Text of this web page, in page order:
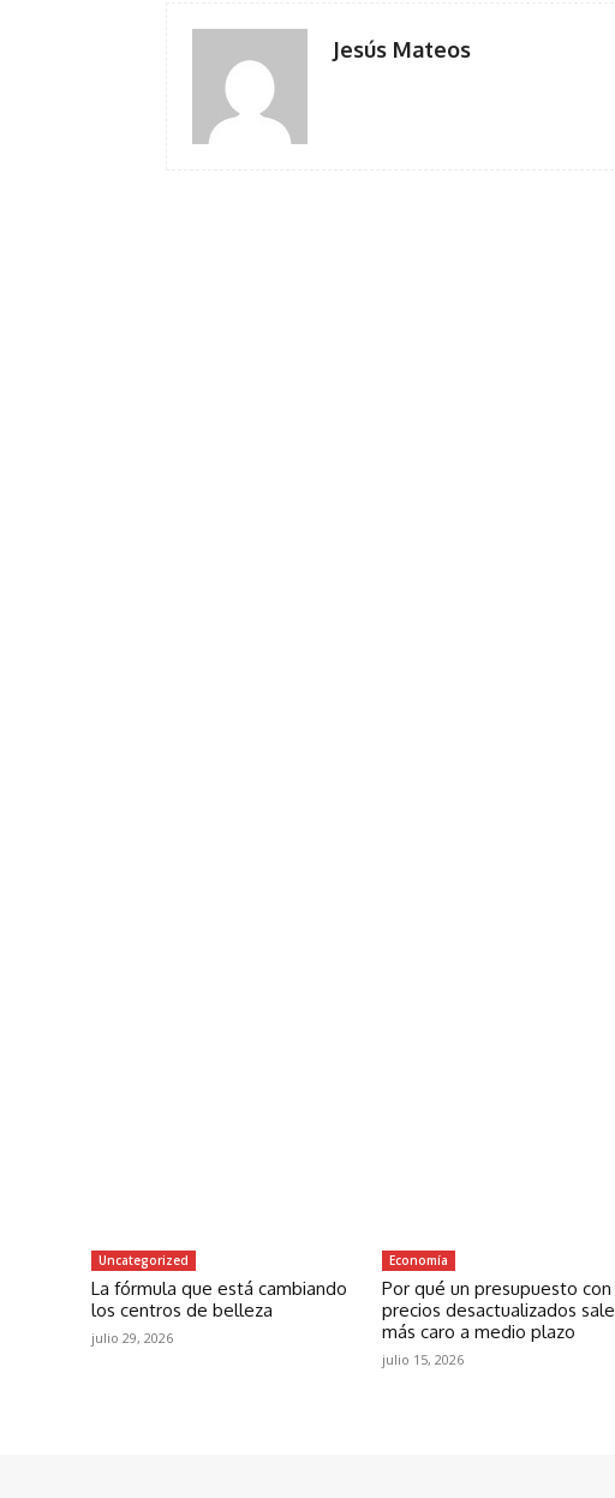
Jesús Mateos
Uncategorized
La fórmula que está cambiando
los centros de belleza
julio 29, 2026
Economía
Por qué un presupuesto con
precios desactualizados sale
más caro a medio plazo
julio 15, 2026